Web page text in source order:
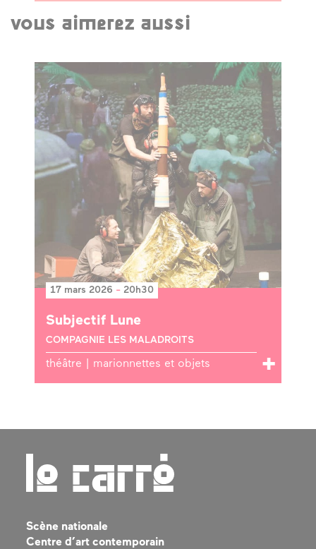
vous aimerez aussi
17 mars 2026 - 20h30
Subjectif Lune
COMPAGNIE LES MALADROITS
théâtre | marionnettes et objets
Scène nationale
Centre d’art contemporain